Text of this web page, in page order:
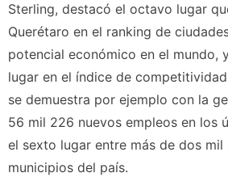
Sterling, destacó el octavo lugar
Querétaro en el ranking de
potencial económico en el mundo,
lugar en el índice de
se demuestra por ejemplo con la
56 mil 226 nuevos empleos en los
el sexto lugar entre más de dos mil
municipios del país.